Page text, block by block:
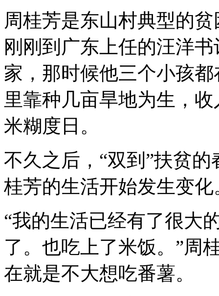
周桂芳是东山村典型的
刚刚到广东上任的汪洋
家，那时候他三个小孩
里靠种几亩旱地为生，
米糊度日。
不久之后，“双到”扶贫
桂芳的生活开始发生变化
“我的生活已经有了很大
了。也吃上了米饭。”周
在就是不大想吃番薯。